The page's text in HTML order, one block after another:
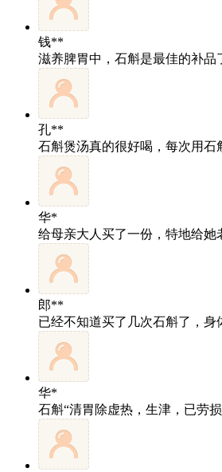
钱**
滋养脾胃中，石斛是最佳的补品
孔**
石斛煲汤真的很好喝，每次用石
华*
给母亲大人买了一份，特地给她
郎**
已经不知道买了几次石斛了，身
华*
石斛“清胃除虚热，生津，已劳